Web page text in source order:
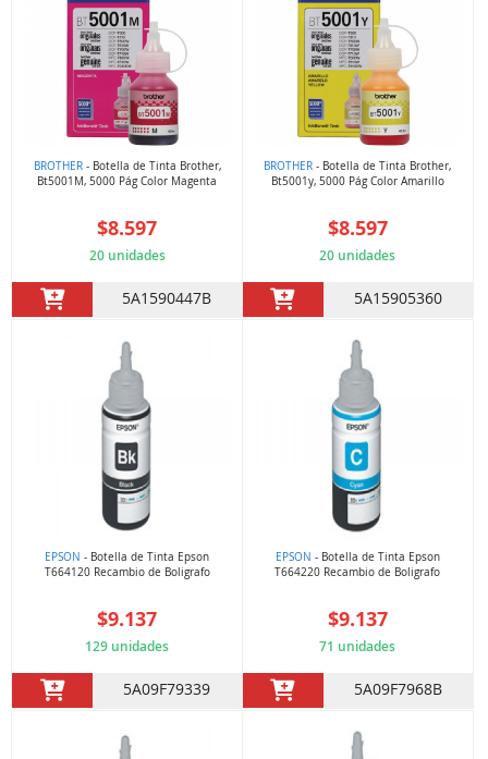
BROTHER- Botella de Tinta Brother,
Bt5001M, 5000 Pág Color Magenta
$8.597
20 unidades
5A1590447B
BROTHER - Botella de Tinta Brother,
Bt5001y, 5000 Pág Color Amarillo
$8.597
20 unidades
5A15905360
EPSON - Botella de Tinta Epson
T664120 Recambio de Boligrafo
$9.137
129 unidades
5A09F79339
EPSON - Botella de Tinta Epson
T664220 Recambio de Boligrafo
$9.137
71 unidades
5A09F7968B